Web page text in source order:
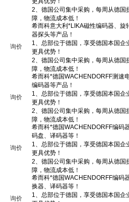
询价
询价
询价
询价